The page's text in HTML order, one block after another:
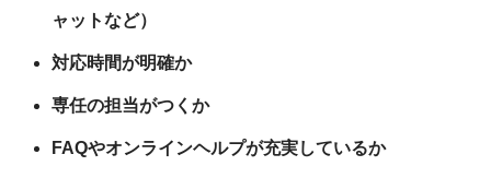
ャットなど）
対応時間が明確か
専任の担当がつくか
FAQやオンラインヘルプが充実しているか